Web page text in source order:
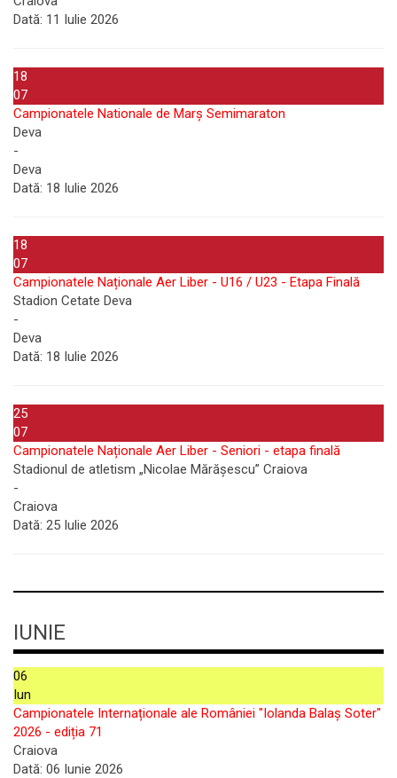
Dată: 11 Iulie 2026
18
07
Campionatele Nationale de Marș Semimaraton
Deva
-
Deva
Dată: 18 Iulie 2026
18
07
Campionatele Naționale Aer Liber - U16 / U23 - Etapa Finală
Stadion Cetate Deva
-
Deva
Dată: 18 Iulie 2026
25
07
Campionatele Naționale Aer Liber - Seniori - etapa finală
Stadionul de atletism „Nicolae Mărășescu” Craiova
-
Craiova
Dată: 25 Iulie 2026
IUNIE
06
Iun
Campionatele Internaționale ale României "Iolanda Balaș Soter"
2026 - ediția 71
Craiova
Dată: 06 Iunie 2026